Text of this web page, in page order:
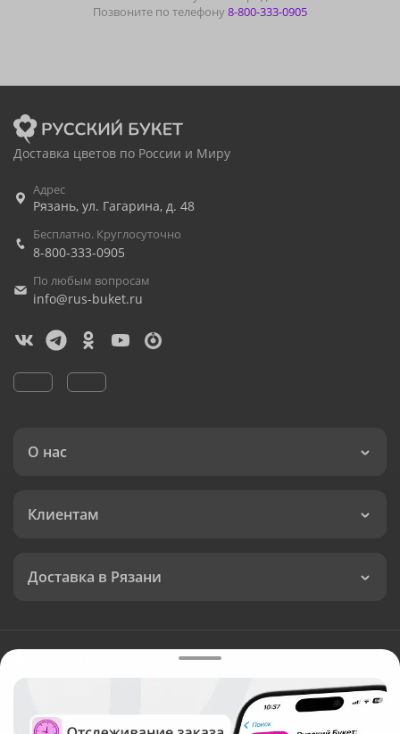
Позвоните по телефону8-800-333-0905
Доставка цветов по России и Миру
Адрес
Рязань, ул. Гагарина, д. 48
Бесплатно. Круглосуточно
8-800-333-0905
По любым вопросам
info@rus-buket.ru
О нас
Клиентам
Доставка в Рязани
Валюта: